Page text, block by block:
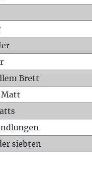
Brett
Matt
siebten